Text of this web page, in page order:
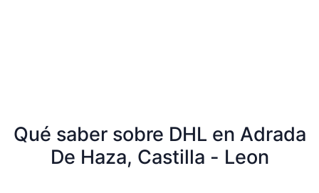
Qué saber sobre DHL en Adrada
De Haza, Castilla - Leon